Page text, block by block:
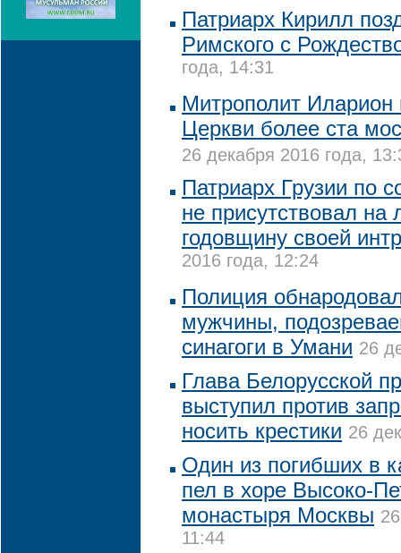
Патриарх Кирилл
Римского с
года, 14:31
Митрополит Иларион
Церкви более ста
26 декабря 2016 года,
Патриарх Грузии по
не присутствовал на
годовщину своей
2016 года, 12:24
Полиция
мужчины,
синагоги в Умани 26
Глава Белорусской
выступил против
носить крестики 26
Один из погибших в
пел в хоре Высоко-
монастыря Москвы
11:44